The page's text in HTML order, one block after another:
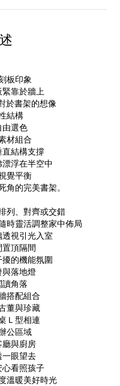
板印象
靠於牆上
於書架的想像
結構
由選色
材組合
直結構支撐
浮在半空中
覺平衡
角的完美書架。
列、對齊或交錯
時靈活調整家中佈局
視引光入室
頂隔間
的機能氛圍
與落地燈
角落
搭配組合
董與珍藏
Ｌ型相連
公區域
廳與廚房
一眼望去
看照孩子
溫暖美好時光